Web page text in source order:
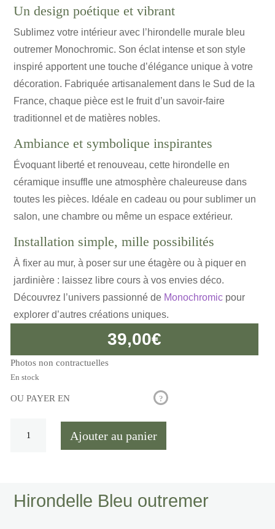
Un design poétique et vibrant
Sublimez votre intérieur avec l’hirondelle murale bleu
outremer Monochromic. Son éclat intense et son style
inspiré apportent une touche d’élégance unique à votre
décoration. Fabriquée artisanalement dans le Sud de la
France, chaque pièce est le fruit d’un savoir-faire
traditionnel et de matières nobles.
Ambiance et symbolique inspirantes
Évoquant liberté et renouveau, cette hirondelle en
céramique insuffle une atmosphère chaleureuse dans
toutes les pièces. Idéale en cadeau ou pour sublimer un
salon, une chambre ou même un espace extérieur.
Installation simple, mille possibilités
À fixer au mur, à poser sur une étagère ou à piquer en
jardinière : laissez libre cours à vos envies déco.
Découvrez l’univers passionné de Monochromic pour
explorer d’autres créations uniques.
39,00€
Photos non contractuelles
En stock
OU PAYER EN ?
Ajouter au panier
Hirondelle Bleu outremer